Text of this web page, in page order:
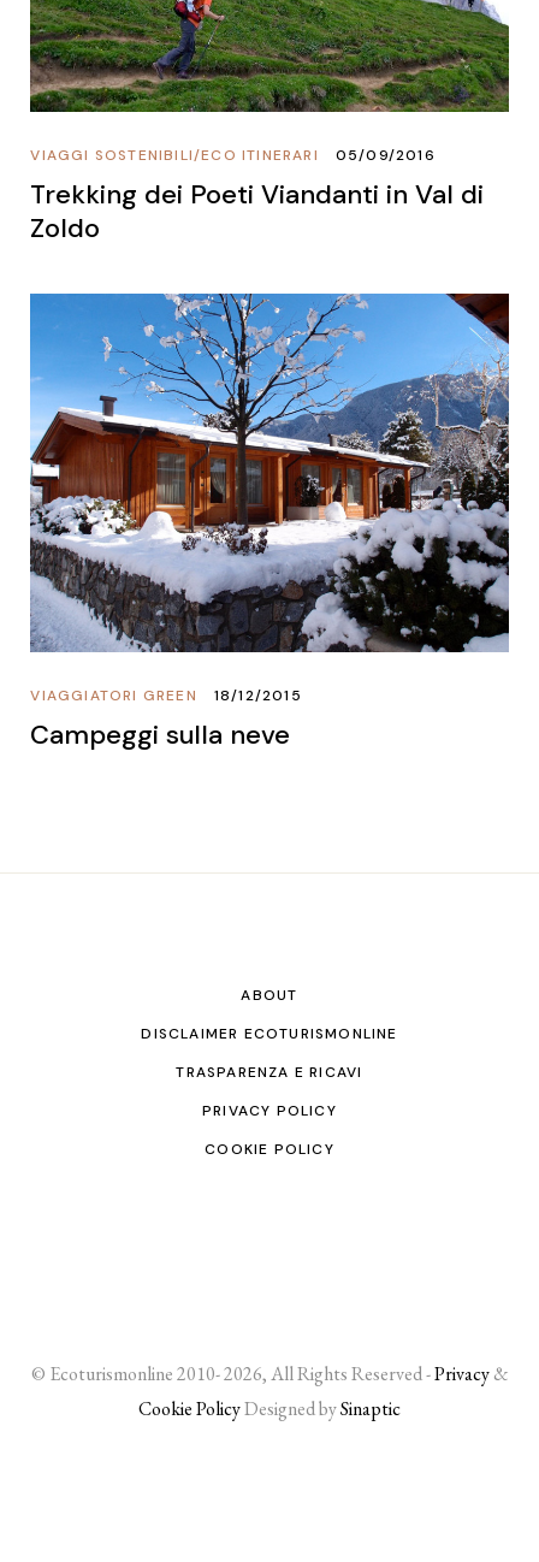
ECO ITINERARI
/
VIAGGI SOSTENIBILI 05/09/2016
Trekking dei Poeti Viandanti in Val di
Zoldo
VIAGGIATORI GREEN 18/12/2015
Campeggi sulla neve
ABOUT
DISCLAIMER ECOTURISMONLINE
TRASPARENZA E RICAVI
PRIVACY POLICY
COOKIE POLICY
© Ecoturismonline 2010- 2026, All Rights Reserved -Privacy&
Cookie PolicyDesigned bySinaptic